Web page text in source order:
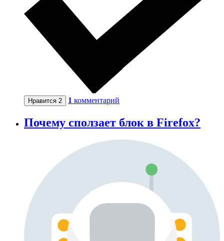
Нравится 2 1 комментарий
Почему сползает блок в Firefox?